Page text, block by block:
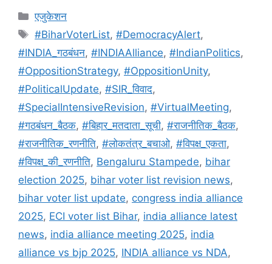
c
e
b
o
o
k
ai
l
s
A
p
p
gr
a
m
er e
Categories
एजुकेशन
Tags
#BiharVoterList,#DemocracyAlert,
#INDIA_गठबंधन, #INDIAAlliance, #IndianPolitics,
#OppositionStrategy, #OppositionUnity,
#PoliticalUpdate, #SIR_विवाद,
#SpecialIntensiveRevision, #VirtualMeeting,
#गठबंधन_बैठक, #बिहार_मतदाता_सूची, #राजनीतिक_बैठक,
#राजनीतिक_रणनीति, #लोकतंत्र_बचाओ, #विपक्ष_एकता,
#विपक्ष_की_रणनीति, Bengaluru Stampede, bihar
election 2025, bihar voter list revision news,
bihar voter list update, congress india alliance
2025, ECI voter list Bihar, india alliance latest
news, india alliance meeting 2025, india
alliance vs bjp 2025, INDIA alliance vs NDA,